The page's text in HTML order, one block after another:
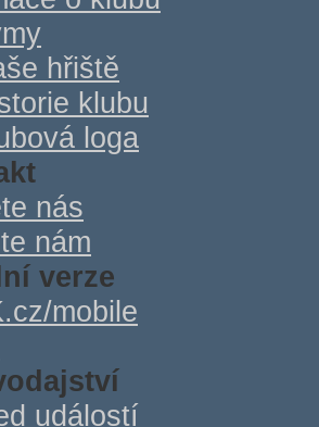
hřiště
klubu
loga
nás
nám
verze
mobile
událostí